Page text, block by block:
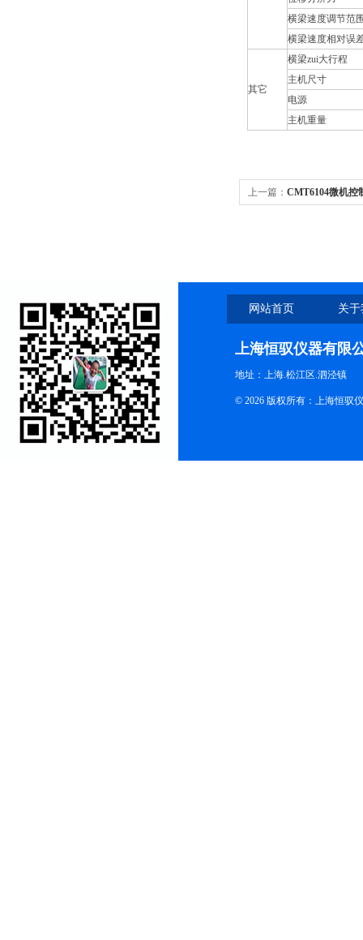
横梁速度调节范
横梁速度相对误
其它
横梁zui大行程
主机尺寸
电源
主机重量
上一篇： CMT6104微机控
网站首页 关
上海恒驭仪器有限
地址：上海.松江区.泗泾镇
© 2026 版权所有：上海恒驭